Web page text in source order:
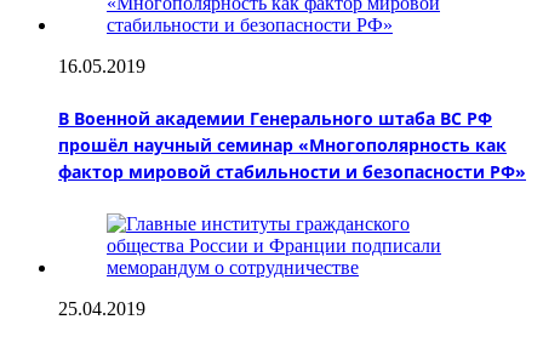
16.05.2019
В Военной академии Генерального штаба ВС РФ
прошёл научный семинар «Многополярность как
фактор мировой стабильности и безопасности РФ»
25.04.2019